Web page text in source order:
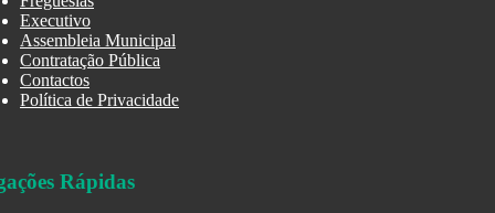
Executivo
Assembleia Municipal
Contratação Pública
Contactos
Política de Privacidade
Rápidas